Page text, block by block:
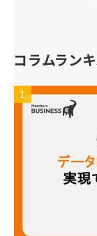
コラムラン
1